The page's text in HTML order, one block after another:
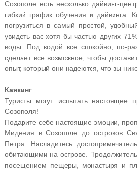
Созополе есть несколько дайвинг-
гибкий график обучения и дайвинга.
погрузиться в самый простой,
увидеть вас хотя бы частью других
воды. Под водой все спокойно, по-
сделает все возможное, чтобы
опыт, который они надеются, что вы
Каякинг
Туристы могут испытать настоящее
Созополя!
Подарите себе настоящие эмоции,
Мидения в Созополе до островов
Петра. Насладитесь
обитающими на острове.
посещением пещеры, монастыря и